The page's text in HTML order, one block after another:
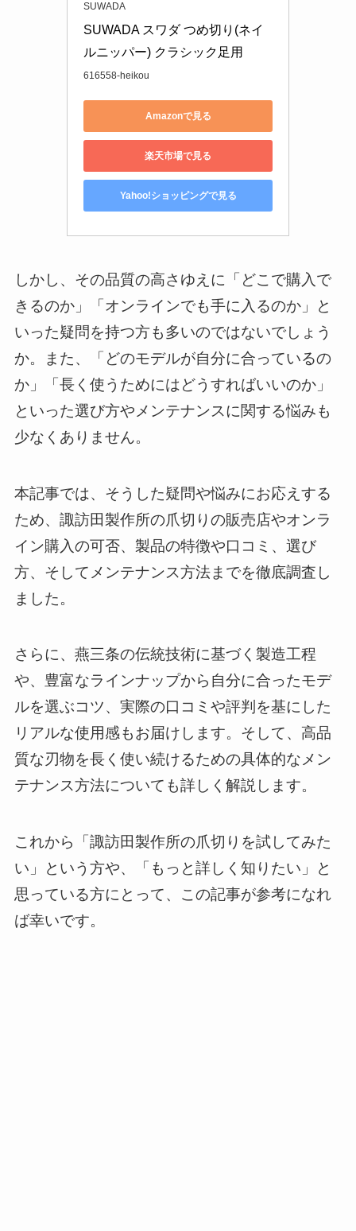
SUWADA
SUWADA スワダ つめ切り(ネイ
ルニッパー) クラシック足用
616558-heikou
Amazonで見る
楽天市場で見る
Yahoo!ショッピングで見る
しかし、その品質の高さゆえに「どこで購入で
きるのか」「オンラインでも手に入るのか」と
いった疑問を持つ方も多いのではないでしょう
か。また、「どのモデルが自分に合っているの
か」「長く使うためにはどうすればいいのか」
といった選び方やメンテナンスに関する悩みも
少なくありません。
本記事では、そうした疑問や悩みにお応えする
ため、諏訪田製作所の爪切りの販売店やオンラ
イン購入の可否、製品の特徴や口コミ、選び
方、そしてメンテナンス方法までを徹底調査し
ました。
さらに、燕三条の伝統技術に基づく製造工程
や、豊富なラインナップから自分に合ったモデ
ルを選ぶコツ、実際の口コミや評判を基にした
リアルな使用感もお届けします。そして、高品
質な刃物を長く使い続けるための具体的なメン
テナンス方法についても詳しく解説します。
これから「諏訪田製作所の爪切りを試してみた
い」という方や、「もっと詳しく知りたい」と
思っている方にとって、この記事が参考になれ
ば幸いです。